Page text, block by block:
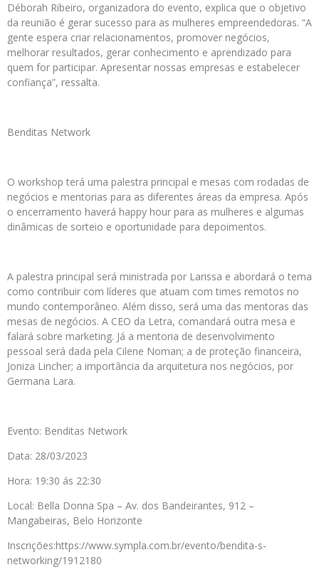
Déborah Ribeiro, organizadora do evento, explica que o objetivo
da reunião é gerar sucesso para as mulheres empreendedoras. “A
gente espera criar relacionamentos, promover negócios,
melhorar resultados, gerar conhecimento e aprendizado para
quem for participar. Apresentar nossas empresas e estabelecer
confiança”, ressalta.
Benditas Network
O workshop terá uma palestra principal e mesas com rodadas de
negócios e mentorias para as diferentes áreas da empresa. Após
o encerramento haverá happy hour para as mulheres e algumas
dinâmicas de sorteio e oportunidade para depoimentos.
A palestra principal será ministrada por Larissa e abordará o tema
como contribuir com líderes que atuam com times remotos no
mundo contemporâneo. Além disso, será uma das mentoras das
mesas de negócios. A CEO da Letra, comandará outra mesa e
falará sobre marketing. Já a mentoria de desenvolvimento
pessoal será dada pela Cilene Noman; a de proteção financeira,
Joniza Lincher; a importância da arquitetura nos negócios, por
Germana Lara.
Evento: Benditas Network
Data: 28/03/2023
Hora: 19:30 ás 22:30
Local: Bella Donna Spa – Av. dos Bandeirantes, 912 –
Mangabeiras, Belo Horizonte
Inscrições:https://www.sympla.com.br/evento/bendita-s-
networking/1912180